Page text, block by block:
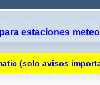
estaciones
(solo avisos